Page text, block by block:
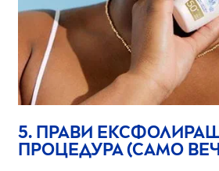
5. ПРАВИ
ПРОЦЕДУРА (САМО